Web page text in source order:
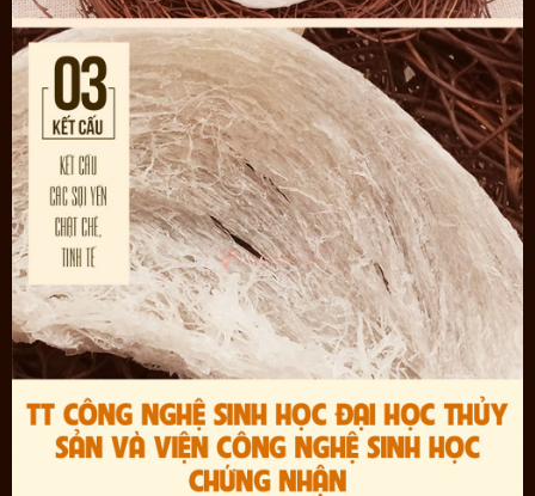
mỗi lần sử dụng yến chưng đường phèn không nên cho nhiều
đường.
Hình ảnh hộp yến tinh chế 100gr của Nhà yến Nha Trang